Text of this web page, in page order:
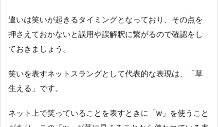
違いは笑いが起きるタイミングとなっており、その点を
押さえておかないと誤用や誤解釈に繋がるので確認をし
ておきましょう。
笑いを表すネットスラングとして代表的な表現は、「草
生える」です。
ネット上で笑っていることを表すときに「w」を使うこと